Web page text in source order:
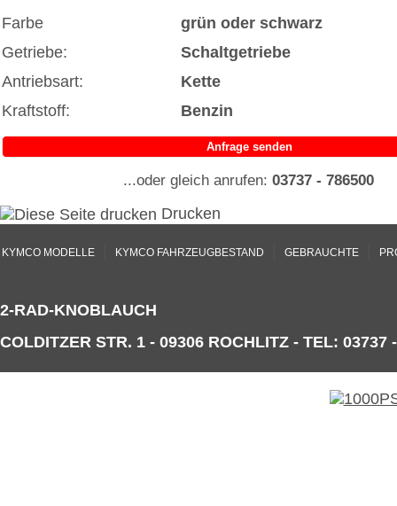
Farbe
grün oder schwarz
Getriebe:
Schaltgetriebe
Antriebsart:
Kette
Kraftstoff:
Benzin
Anfrage senden
...oder gleich anrufen: 03737 - 786500
Drucken
KYMCO MODELLE KYMCO FAHRZEUGBESTAND GEBRAUCHTE
2-RAD-KNOBLAUCH
COLDITZER STR. 1 - 09306 ROCHLITZ - TEL: 03737